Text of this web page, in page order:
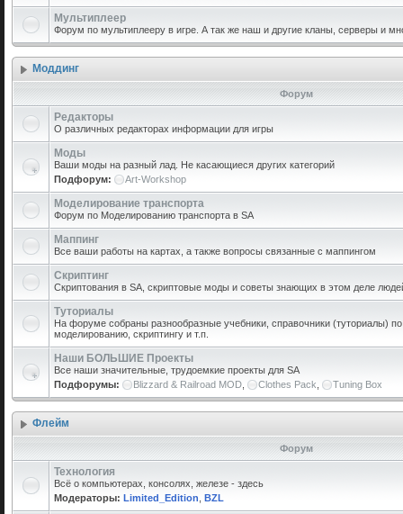
Мультиплеер
Форум по мультиплееру в игре. А так же наш и другие кланы, серверы и
Моддинг
Форум
Редакторы
О различных редакторах информации для игры
Моды
Ваши моды на разный лад. Не касающиеся других категорий
Подфорум:
Art-Workshop
Моделирование транспорта
Форум по Моделированию транспорта в SA
Маппинг
Все ваши работы на картах, а также вопросы связанные с маппингом
Скриптинг
Скриптования в SA, скриптовые моды и советы знающих в этом деле
Туториалы
На форуме собраны разнообразные учебники, справочники (туториалы)
моделированию, скриптингу и т.п.
Наши БОЛЬШИЕ Проекты
Все наши значительные, трудоемкие проекты для SA
Подфорумы:
Blizzard & Railroad MOD Clothes Pack Tuning Box
Флейм
Форум
Технология
Всё о компьютерах, консолях, железе - здесь
Модераторы: Limited_Edition BZL